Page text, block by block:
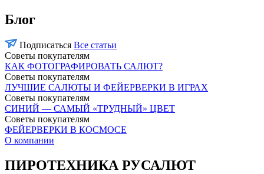
Блог
Подписаться Все статьи
Советы покупателям
КАК ФОТОГРАФИРОВАТЬ САЛЮТ?
Советы покупателям
ЛУЧШИЕ САЛЮТЫ И ФЕЙЕРВЕРКИ В ИГРАХ
Советы покупателям
СИНИЙ — САМЫЙ «ТРУДНЫЙ» ЦВЕТ
Советы покупателям
ФЕЙЕРВЕРКИ В КОСМОСЕ
О компании
ПИРОТЕХНИКА РУСАЛЮТ